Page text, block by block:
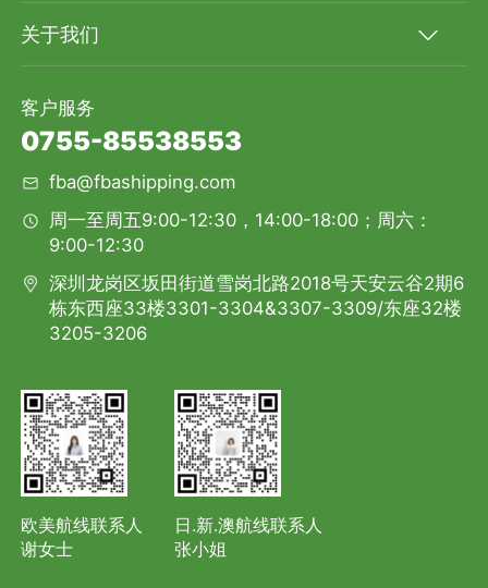
关于我们
客户服务
0755-85538553
fba@fbashipping.com
周一至周五9:00-12:30，14:00-18:00；周六：
9:00-12:30
深圳龙岗区坂田街道雪岗北路2018号天安云谷2期6
栋东西座33楼3301-3304&3307-3309/东座32楼
3205-3206
欧美航线联系人
谢女士
日.新.澳航线联系人
张小姐